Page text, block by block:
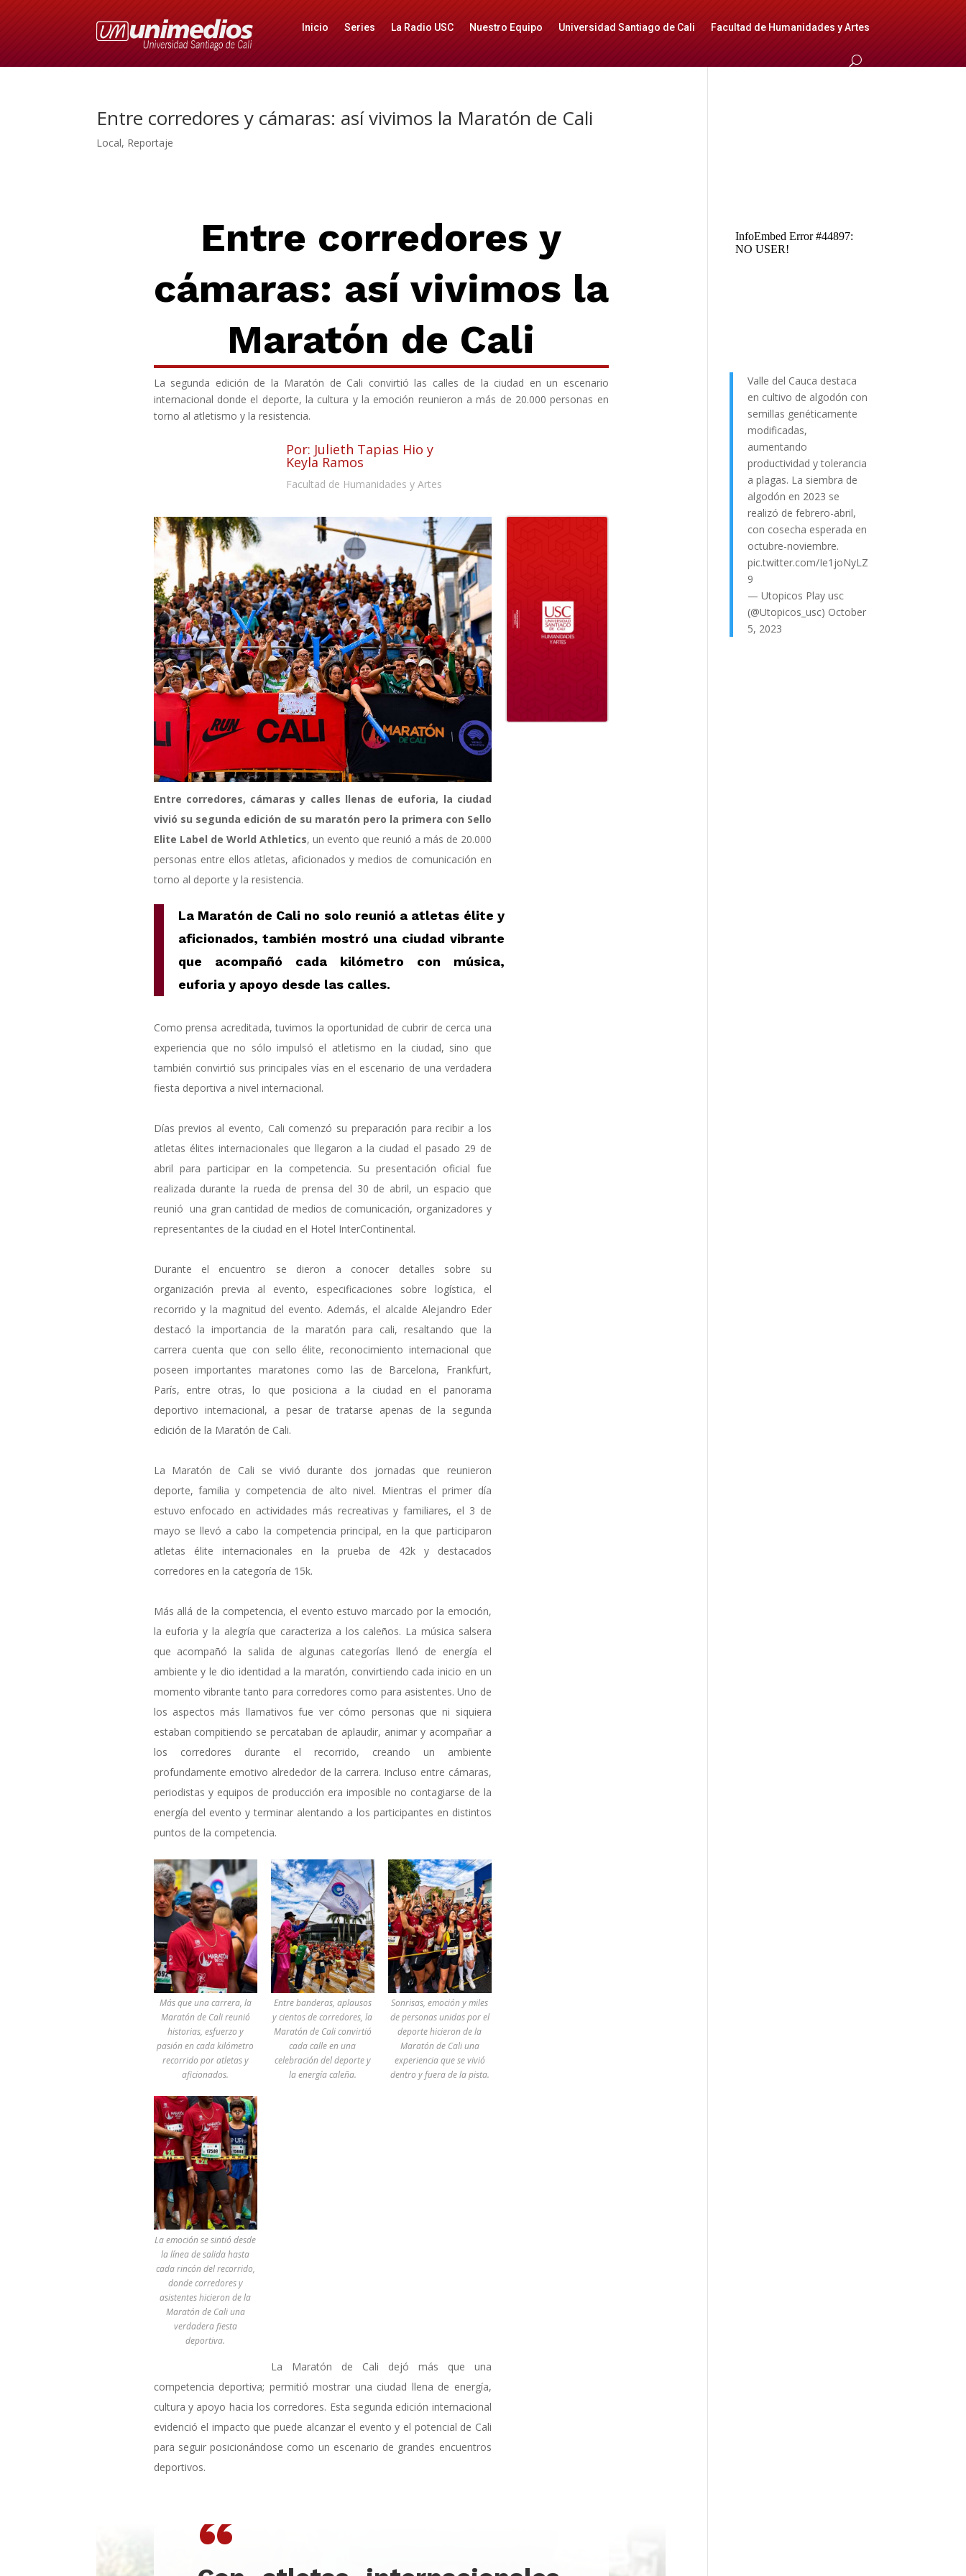
Inicio Series La Radio USC Nuestro Equipo Universidad Santiago de Cali Facultad de Humanidades y Artes
Entre corredores y cámaras: así vivimos la Maratón de Cali
Local, Reportaje
Entre corredores y
cámaras: así vivimos la
Maratón de Cali
La segunda edición de la Maratón de Cali convirtió las calles de la ciudad en un escenario
internacional donde el deporte, la cultura y la emoción reunieron a más de 20.000 personas en
torno al atletismo y la resistencia.
Por: Julieth Tapias Hio y
Keyla Ramos
Facultad de Humanidades y Artes
Entre corredores, cámaras y calles llenas de euforia, la ciudad
vivió su segunda edición de su maratón pero la primera con Sello
Elite Label de World Athletics, un evento que reunió a más de 20.000
personas entre ellos atletas, aficionados y medios de comunicación en
torno al deporte y la resistencia.
La Maratón de Cali no solo reunió a atletas élite y
aficionados, también mostró una ciudad vibrante
que acompañó cada kilómetro con música,
euforia y apoyo desde las calles.
Como prensa acreditada, tuvimos la oportunidad de cubrir de cerca una
experiencia que no sólo impulsó el atletismo en la ciudad, sino que
también convirtió sus principales vías en el escenario de una verdadera
fiesta deportiva a nivel internacional.
Días previos al evento, Cali comenzó su preparación para recibir a los
atletas élites internacionales que llegaron a la ciudad el pasado 29 de
abril para participar en la competencia. Su presentación oficial fue
realizada durante la rueda de prensa del 30 de abril, un espacio que
reunió una gran cantidad de medios de comunicación, organizadores y
representantes de la ciudad en el Hotel InterContinental.
Durante el encuentro se dieron a conocer detalles sobre su
organización previa al evento, especificaciones sobre logística, el
recorrido y la magnitud del evento. Además, el alcalde Alejandro Eder
destacó la importancia de la maratón para cali, resaltando que la
carrera cuenta que con sello élite, reconocimiento internacional que
poseen importantes maratones como las de Barcelona, Frankfurt,
París, entre otras, lo que posiciona a la ciudad en el panorama
deportivo internacional, a pesar de tratarse apenas de la segunda
edición de la Maratón de Cali.
La Maratón de Cali se vivió durante dos jornadas que reunieron
deporte, familia y competencia de alto nivel. Mientras el primer día
estuvo enfocado en actividades más recreativas y familiares, el 3 de
mayo se llevó a cabo la competencia principal, en la que participaron
atletas élite internacionales en la prueba de 42k y destacados
corredores en la categoría de 15k.
Más allá de la competencia, el evento estuvo marcado por la emoción,
la euforia y la alegría que caracteriza a los caleños. La música salsera
que acompañó la salida de algunas categorías llenó de energía el
ambiente y le dio identidad a la maratón, convirtiendo cada inicio en un
momento vibrante tanto para corredores como para asistentes. Uno de
los aspectos más llamativos fue ver cómo personas que ni siquiera
estaban compitiendo se percataban de aplaudir, animar y acompañar a
los corredores durante el recorrido, creando un ambiente
profundamente emotivo alrededor de la carrera. Incluso entre cámaras,
periodistas y equipos de producción era imposible no contagiarse de la
energía del evento y terminar alentando a los participantes en distintos
puntos de la competencia.
Más que una carrera, la
Maratón de Cali reunió
historias, esfuerzo y
pasión en cada kilómetro
recorrido por atletas y
aficionados.
Entre banderas, aplausos
y cientos de corredores, la
Maratón de Cali convirtió
cada calle en una
celebración del deporte y
la energía caleña.
Sonrisas, emoción y miles
de personas unidas por el
deporte hicieron de la
Maratón de Cali una
experiencia que se vivió
dentro y fuera de la pista.
La emoción se sintió desde
la línea de salida hasta
cada rincón del recorrido,
donde corredores y
asistentes hicieron de la
Maratón de Cali una
verdadera fiesta
deportiva.
La Maratón de Cali dejó más que una
competencia deportiva; permitió mostrar una ciudad llena de energía,
cultura y apoyo hacia los corredores. Esta segunda edición internacional
evidenció el impacto que puede alcanzar el evento y el potencial de Cali
para seguir posicionándose como un escenario de grandes encuentros
deportivos.
“
Valle del Cauca destaca
en cultivo de algodón con
semillas genéticamente
modificadas,
aumentando
productividad y tolerancia
a plagas. La siembra de
algodón en 2023 se
realizó de febrero-abril,
con cosecha esperada en
octubre-noviembre.
pic.twitter.com/Ie1joNyLZ
9
— Utopicos Play usc
(@Utopicos_usc) October
5, 2023